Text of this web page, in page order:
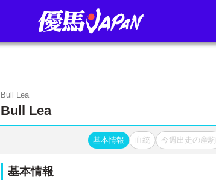
Bull Lea
Bull Lea
基本情報 血統 今週出走の産駒
基本情報